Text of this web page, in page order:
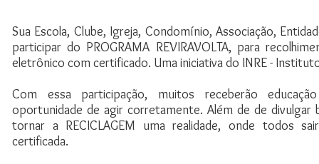
Sua Escola, Clube, Igreja, Condomínio, Associação,
participar do PROGRAMA REVIRAVOLTA, para
eletrônico com certificado. Uma iniciativa do INRE -
Com essa participação, muitos receberão
oportunidade de agir corretamente. Além de de divulgar
tornar a RECICLAGEM uma realidade, onde todos
certificada.